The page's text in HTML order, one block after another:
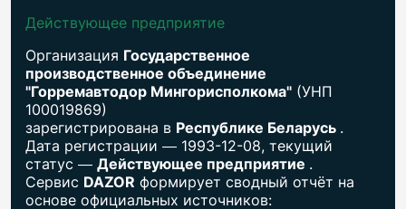
Действующее предприятие
Организация Государственное
производственное объединение
"Горремавтодор Мингорисполкома" (УНП
100019869)
зарегистрирована в Республике Беларусь .
Дата регистрации — 1993-12-08, текущий
статус — Действующее предприятие .
Сервис DAZOR формирует сводный отчёт на
основе официальных источников: